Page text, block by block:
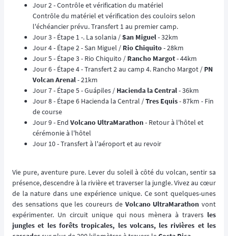
Jour 2 - Contrôle et vérification du matériel
Contrôle du matériel et vérification des couloirs selon
l'échéancier prévu. Transfert 1 au premier camp.
Jour 3 - Étape 1 -. La solania /San Miguel- 32km
Jour 4 - Étape 2 - San Miguel / Rio Chiquito- 28km
Jour 5 - Étape 3 - Rio Chiquito / Rancho Margot- 44km
Jour 6 - Étape 4 - Transfert 2 au camp 4. Rancho Margot / PN
Volcan Arenal- 21km
Jour 7 - Étape 5 - Guápiles / Hacienda la Central- 36km
Jour 8 - Étape 6 Hacienda la Central /Tres Equis- 87km - Fin
de course
Jour 9 - End Volcano UltraMarathon- Retour à l'hôtel et
cérémonie à l'hôtel
Jour 10 - Transfert à l'aéroport et au revoir
Vie pure, aventure pure. Lever du soleil à côté du volcan, sentir sa
présence, descendre à la rivière et traverser la jungle. Vivez au cœur
de la nature dans une expérience unique. Ce sont quelques-unes
des sensations que les coureurs de Volcano UltraMarathon vont
expérimenter. Un circuit unique qui nous mènera à travers les
jungles et les forêts tropicales, les volcans, les rivières et les